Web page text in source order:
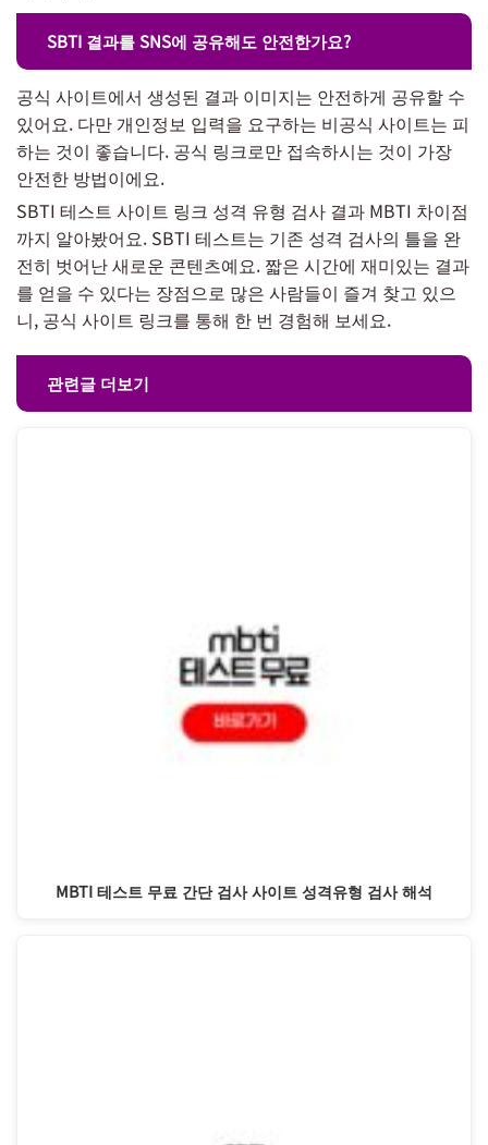
SBTI 결과를 SNS에 공유해도 안전한가요?
공식 사이트에서 생성된 결과 이미지는 안전하게 공유할 수
있어요. 다만 개인정보 입력을 요구하는 비공식 사이트는 피
하는 것이 좋습니다. 공식 링크로만 접속하시는 것이 가장
안전한 방법이에요.
SBTI 테스트 사이트 링크 성격 유형 검사 결과 MBTI 차이점
까지 알아봤어요. SBTI 테스트는 기존 성격 검사의 틀을 완
전히 벗어난 새로운 콘텐츠예요. 짧은 시간에 재미있는 결과
를 얻을 수 있다는 장점으로 많은 사람들이 즐겨 찾고 있으
니, 공식 사이트 링크를 통해 한 번 경험해 보세요.
관련글 더보기
MBTI 테스트 무료 간단 검사 사이트 성격유형 검사 해석